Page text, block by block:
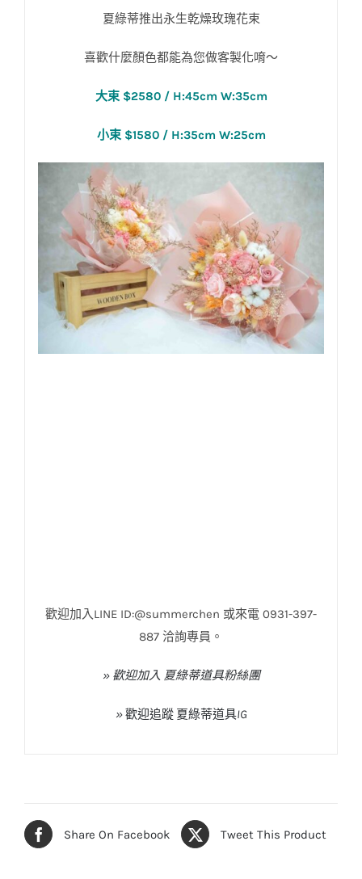
夏綠蒂推出永生乾燥玫瑰花束
喜歡什麼顏色都能為您做客製化唷～
大束 $2580 / H:45cm W:35cm
小束 $1580 / H:35cm W:25cm
歡迎加入LINE ID:@summerchen 或來電 0931-397-
887 洽詢專員。
» 歡迎加入 夏綠蒂道具粉絲團
»歡迎追蹤 夏綠蒂道具IG
Share On Facebook Tweet This Product